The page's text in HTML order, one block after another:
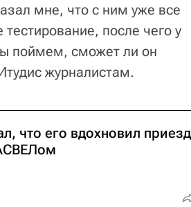
мне, что с ним уже все
после чего у
поймем, сможет ли он
журналистам.
что его вдохновил приезд